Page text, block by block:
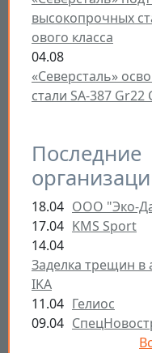
высокопрочных
ового класса
04.08
«Северсталь»
стали SA-387 Gr22
Последние
18.04 ООО "Эко-
17.04 KMS Sport
14.04
Заделка трещин в
IKA
11.04 Гелиос
09.04